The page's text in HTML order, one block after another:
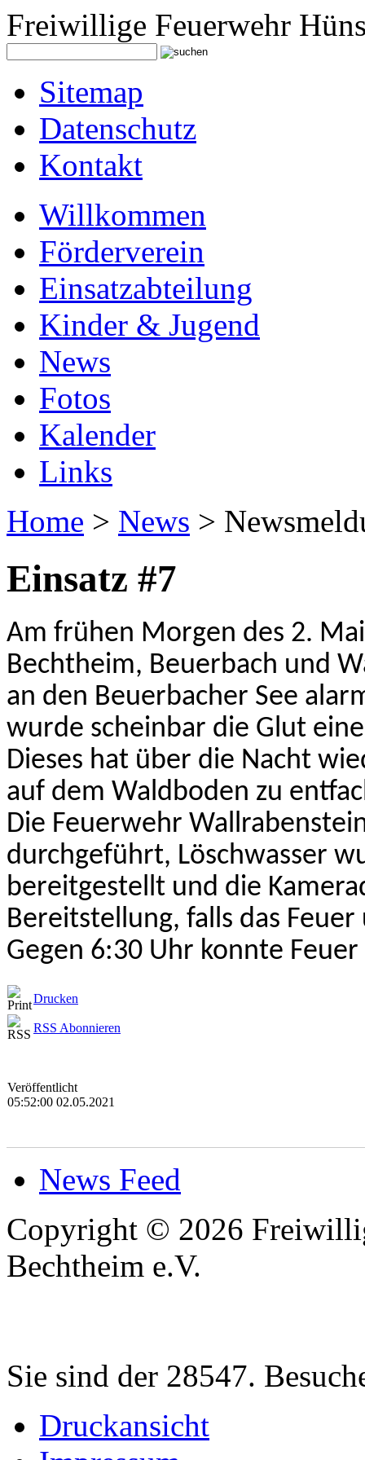
Freiwillige Feuerwehr
Sitemap
Datenschutz
Kontakt
Willkommen
Förderverein
Einsatzabteilung
Kinder & Jugend
News
Fotos
Kalender
Links
Home > News >
Einsatz #7
Am frühen Morgen des 2.
Bechtheim, Beuerbach und
an den Beuerbacher See
wurde scheinbar die Glut
Dieses hat über die Nacht
auf dem Waldboden zu
Die Feuerwehr
durchgeführt, Löschwasser
bereitgestellt und die
Bereitstellung, falls das
Gegen 6:30 Uhr konnte
Drucken
RSS Abonnieren
Veröffentlicht
05:52:00 02.05.2021
News Feed
Copyright © 2026
Bechtheim e.V.
Sie sind der 28547.
Druckansicht